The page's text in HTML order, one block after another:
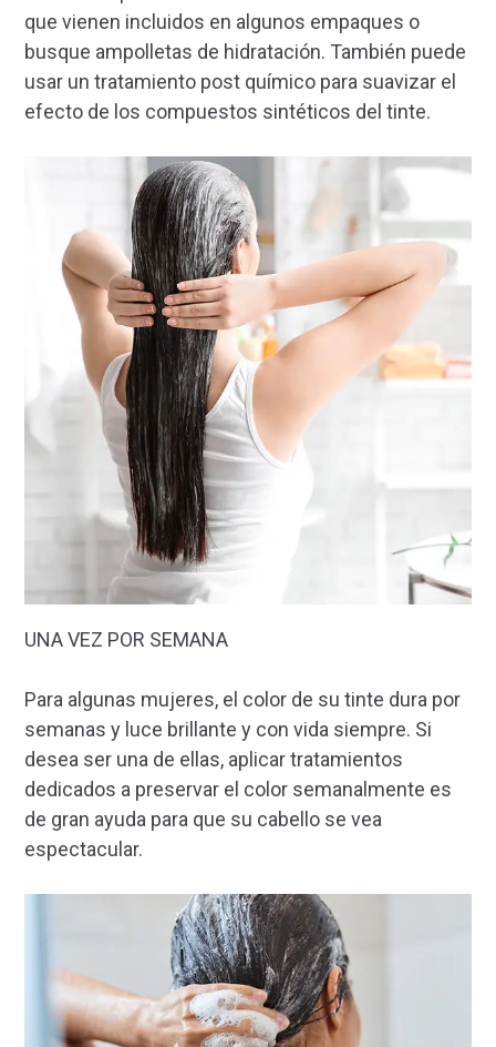
que vienen incluidos en algunos empaques o
busque ampolletas de hidratación. También puede
usar un tratamiento post químico para suavizar el
efecto de los compuestos sintéticos del tinte.
UNA VEZ POR SEMANA
Para algunas mujeres, el color de su tinte dura por
semanas y luce brillante y con vida siempre. Si
desea ser una de ellas, aplicar tratamientos
dedicados a preservar el color semanalmente es
de gran ayuda para que su cabello se vea
espectacular.